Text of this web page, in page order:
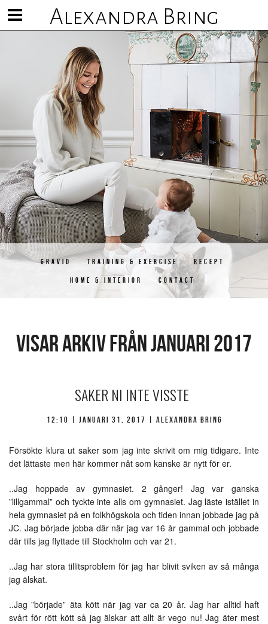
Alexandra Bring
Visa/göm
meny
GRAVID TRAINING & EXERCISE RECEPT
HOME & INTERIOR CONTACT
Visar arkiv från januari 2017
SAKER NI INTE VISSTE
12:10 | januari 31, 2017 | Alexandra Bring
Försökte klura ut saker som jag inte skrivit om mig tidigare. Inte
det lättaste men här kommer nåt som kanske är nytt för er.
..Jag hoppade av gymnasiet. 2 gånger! Jag var ganska
”lillgammal” och tyckte inte alls om gymnasiet. Jag läste istället in
hela gymnasiet på en folkhögskola och tiden innan jobbade jag på
JC. Jag började jobba där när jag var 16 år gammal och jobbade
där tills jag flyttade till Stockholm och var 21.
..Jag har stora tillitsproblem för jag har blivit sviken av så många
jag älskat.
..Jag ”började” äta kött när jag var ca 20 år. Jag har alltid haft
svårt för rött kött så jag älskar att allt är vego nu! Jag äter mest